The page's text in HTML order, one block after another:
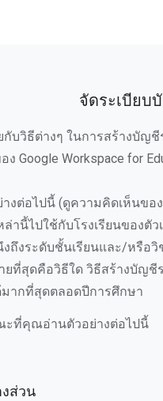
จัดระเบียบ
บวิธีต่างๆ ในการสร้างบัญชี
Google Workspace for
ต่อไปนี้ (ดูความคิดเห็นขอ
นี้ไปใช้กับโรงเรียนของตั
ถึงระดับชั้นเรียนและ/หรือ
ยที่สุดคือวิธีใด วิธีสร้างบัญชี
มากที่สุดตลอดปีการศึกษา
ะที่คุณอ่านตัวอย่างต่อไปนี้
ส่วน